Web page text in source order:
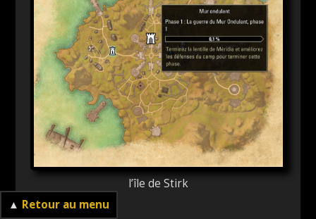
▲ Retour au menu
l’île de Stirk